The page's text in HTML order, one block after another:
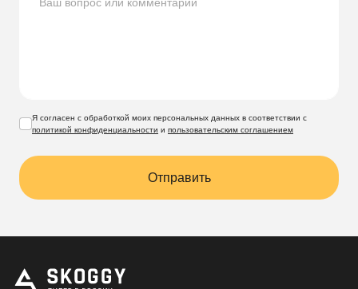
Я согласен с обработкой моих персональных данных в соответствии с
политикой конфиденциальности и пользовательским соглашением
Отправить